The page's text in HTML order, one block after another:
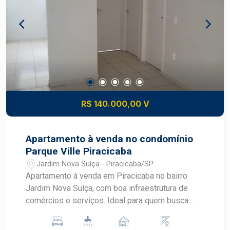
recuo frontal, facilitando o estacionamento de
galpão conta ainda com 2 banheiros, garantindo
praticidade e conforto para colaboradores e
clientes. Uma excelente opção para quem busca
espaço, funcionalidade e boa localização para
expandir ou instalar seu negócio. Entre em
contato para mais informações e agende uma
R$ 140.000,00 V
Apartamento à venda no condomínio
Parque Ville Piracicaba
Jardim Nova Suíça - Piracicaba/SP
Apartamento à venda em Piracicaba no bairro
Jardim Nova Suíça, com boa infraestrutura de
comércios e serviços. Ideal para quem busca
Sala de estar; - Cozinha planejada; - Banheiro; -